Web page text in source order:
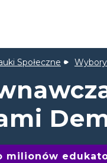
Społeczne
milionów